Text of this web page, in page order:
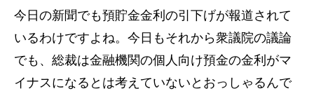
今日の新聞でも預貯金金利の引下げが報道されて
いるわけですよね。今日もそれから衆議院の議論
でも、総裁は金融機関の個人向け預金の金利がマ
イナスになるとは考えていないとおっしゃるんで